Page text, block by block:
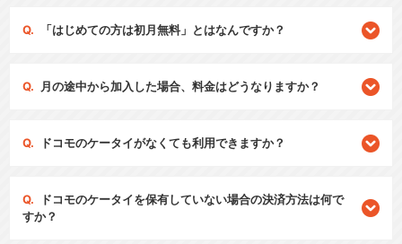
「はじめての方は初月無料」とはなんですか？
月の途中から加入した場合、料金はどうなりますか？
ドコモのケータイがなくても利用できますか？
ドコモのケータイを保有していない場合の決済方法は何で
すか？